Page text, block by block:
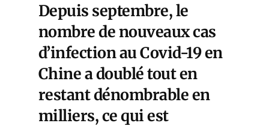
Depuis septembre, le
nombre de nouveaux cas
d’infection au Covid-19 en
Chine a doublé tout en
restant dénombrable en
milliers, ce qui est